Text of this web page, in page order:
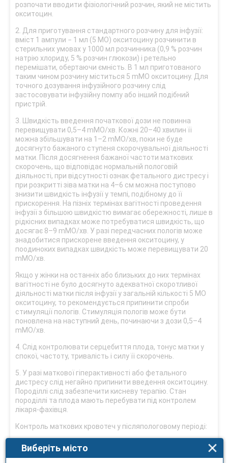
розпочати вводити фізіологічний розчин, який не містить
окситоцин.
2. Для приготування стандартного розчину для інфузії:
вміст 1 ампули − 1 мл (5 МО) окситоцину розчинити в
стерильних умовах у 1000 мл розчинника (0,9 % розчин
натрію хлориду, 5 % розчин глюкози) і ретельно
перемішати, обертаючи ємність. В 1 мл приготованого
таким чином розчину міститься 5 mМО окситоцину. Для
точного дозування інфузійного розчину слід
застосовувати інфузійну помпу або інший подібний
пристрій.
3. Швидкість введення початкової дози не повинна
перевищувати 0,5–4 mМО/хв. Кожні 20–40 хвилин її
можна збільшувати на 1–2 mМО/хв, поки не буде
досягнуто бажаного ступеня скорочувальної діяльності
матки. Після досягнення бажаної частоти маткових
скорочень, що відповідає нормальній пологовій
діяльності, при відсутності ознак фетального дистресу і
при розкритті зіва матки на 4–6 см можна поступово
знизити швидкість інфузії у темпі, подібному до її
прискорення. На пізніх термінах вагітності проведення
інфузії з більшою швидкістю вимагає обережності, лише в
рідкісних випадках може потребуватися швидкість, що
досягає 8–9 mМО/хв. У разі передчасних пологів може
знадобитися прискорене введення окситоцину, у
поодиноких випадках швидкість може перевищувати 20
mМО/хв.
Якщо у жінки на останніх або близьких до них термінах
вагітності не було досягнуто адекватної скоротливої
діяльності матки після інфузії у загальній кількості 5 МО
окситоцину, то рекомендується припинити спроби
стимуляції пологів. Стимуляція пологів може бути
поновлена на наступний день, починаючи з дози 0,5–4
mМО/хв.
4. Слід контролювати серцебиття плода, тонус матки у
спокої, частоту, тривалість і силу її скорочень.
5. У разі маткової гіперактивності або фетального
дистресу слід негайно припинити введення окситоцину.
Породіллі слід забезпечити кисневу терапію. Стан
породіллі та плода мають перебувати під контролем
лікаря-фахівця.
Контроль маткових кровотеч у післяпологовому періоді:
а) внутрішньовенна інфузія (краплинний метод): у 1000
мл розчинника (0,9 % розчин натрію хлориду, 5 % розчин
Виберіть місто